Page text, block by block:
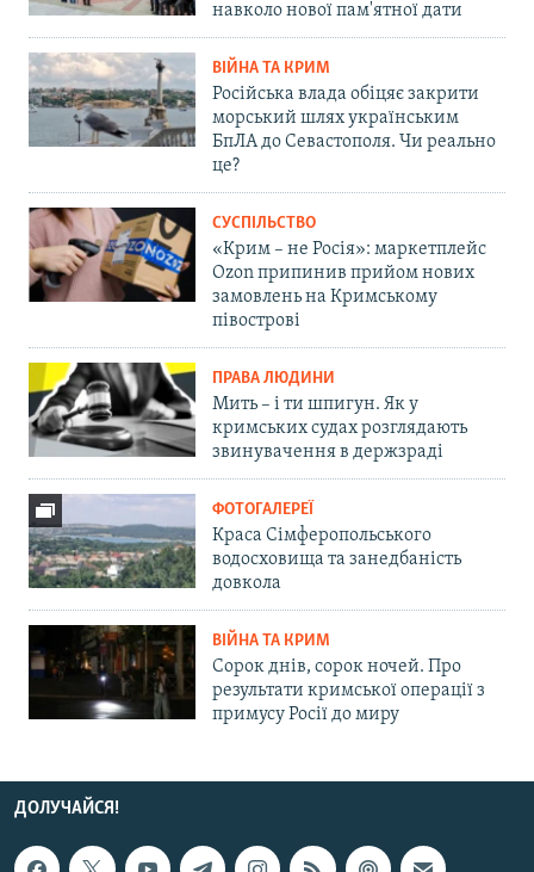
навколо нової пам'ятної дати
ВІЙНА ТА КРИМ
Російська влада обіцяє закрити
морський шлях українським
БпЛА до Севастополя. Чи реально
це?
СУСПІЛЬСТВО
«Крим – не Росія»: маркетплейс
Ozon припинив прийом нових
замовлень на Кримському
півострові
ПРАВА ЛЮДИНИ
Мить – і ти шпигун. Як у
кримських судах розглядають
звинувачення в держзраді
ФОТОГАЛЕРЕЇ
Краса Сімферопольського
водосховища та занедбаність
довкола
ВІЙНА ТА КРИМ
Сорок днів, сорок ночей. Про
результати кримської операції з
примусу Росії до миру
ДОЛУЧАЙСЯ!